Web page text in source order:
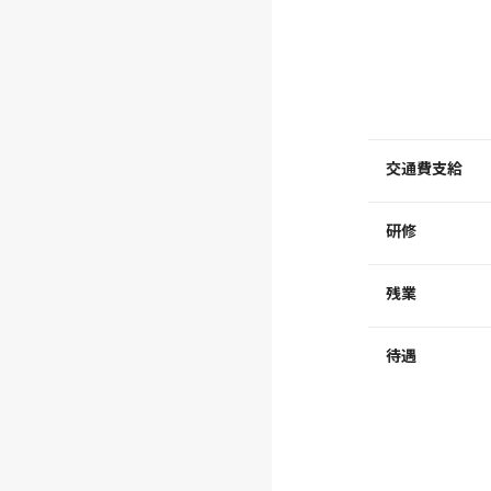
交通費支給
研修
残業
待遇